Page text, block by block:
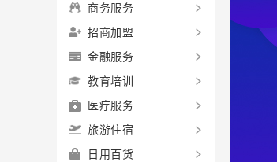
商务服务
招商加盟
金融服务
教育培训
医疗服务
旅游住宿
日用百货